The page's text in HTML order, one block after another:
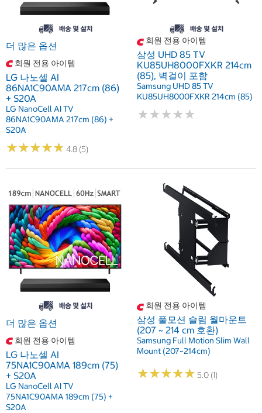
더 많은 옵션
회원 전용 아이템
LG 나노셀 AI
86NA1C90AMA 217cm (86)
+ S20A
LG NanoCell AI TV
86NA1C90AMA 217cm (86) +
S20A
★★★★★
★★★★★ 4.8 (5)
회원 전용 아이템
삼성 UHD 85 TV
KU85UH8000FXKR 214cm
(85), 벽걸이 포함
Samsung UHD 85 TV
KU85UH8000FXKR 214cm (85)
★★★★★
★★★★★
더 많은 옵션
회원 전용 아이템
LG 나노셀 AI
75NA1C90AMA 189cm (75)
+ S20A
LG NanoCell AI TV
75NA1C90AMA 189cm (75) +
S20A
회원 전용 아이템
삼성 풀모션 슬림 월마운트
(207 ~ 214 cm 호환)
Samsung Full Motion Slim Wall
Mount (207~214cm)
★★★★★
★★★★★ 5.0 (1)